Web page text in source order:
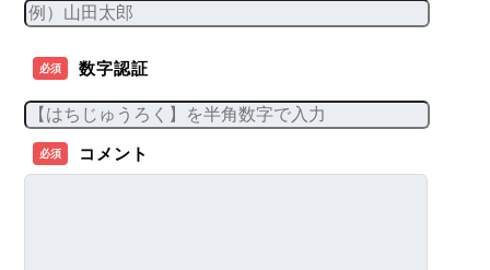
必須 数字認証
必須 コメント